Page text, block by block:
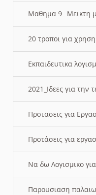
Μαθημα 9_
20 τροποι για
Εκπαιδευτικα
2021_Ιδεες για την
Προτασεις για
Προτάσεις για
Να δω Λογισμικο
Παρουσιαση